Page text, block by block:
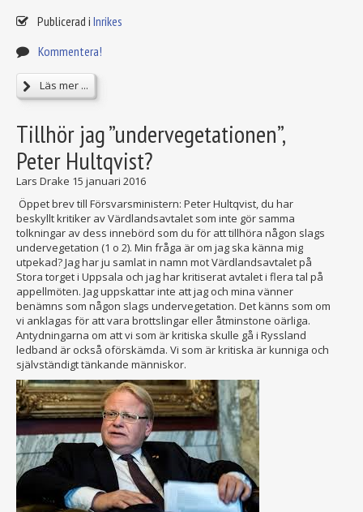
Publicerad i Inrikes
Kommentera!
Läs mer ...
Tillhör jag ”undervegetationen”,
Peter Hultqvist?
Lars Drake 15 januari 2016
Öppet brev till Försvarsministern: Peter Hultqvist, du har
beskyllt kritiker av Värdlandsavtalet som inte gör samma
tolkningar av dess innebörd som du för att tillhöra någon slags
undervegetation (1 o 2). Min fråga är om jag ska känna mig
utpekad? Jag har ju samlat in namn mot Värdlandsavtalet på
Stora torget i Uppsala och jag har kritiserat avtalet i flera tal på
appellmöten. Jag uppskattar inte att jag och mina vänner
benämns som någon slags undervegetation. Det känns som om
vi anklagas för att vara brottslingar eller åtminstone oärliga.
Antydningarna om att vi som är kritiska skulle gå i Ryssland
ledband är också oförskämda. Vi som är kritiska är kunniga och
självständigt tänkande människor.